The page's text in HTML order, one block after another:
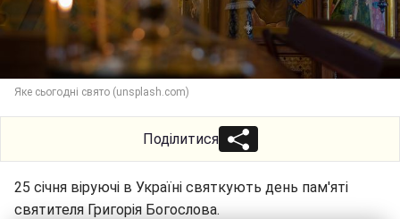
Яке сьогодні свято (unsplash.com)
Поділитися
25 січня віруючі в Україні святкують день пам'яті
святителя Григорія Богослова.